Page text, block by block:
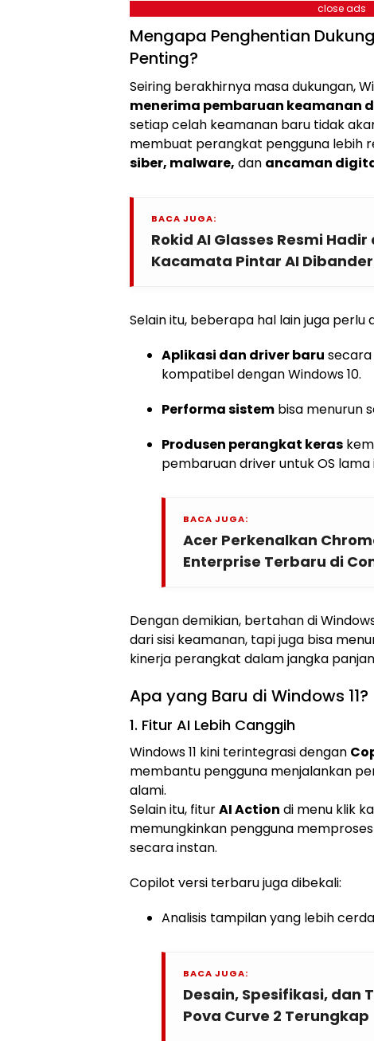
close ads
Mengapa Penghentian
Penting?
Seiring berakhirnya masa dukungan,
menerima pembaruan keamanan
setiap celah keamanan baru tidak
membuat perangkat pengguna lebih
siber, malware, dan ancaman
BACA JUGA:
Rokid AI Glasses Resmi
Kacamata Pintar AI
Selain itu, beberapa hal lain juga perlu
Aplikasi dan driver baru
kompatibel dengan Windows 10.
Performa sistem bisa menurun
Produsen perangkat keras
pembaruan driver untuk OS lama
BACA JUGA:
Acer Perkenalkan
Enterprise Terbaru di
Dengan demikian, bertahan di
dari sisi keamanan, tapi juga bisa
kinerja perangkat dalam jangka
Apa yang Baru di Windows 11?
1. Fitur AI Lebih Canggih
Windows 11 kini terintegrasi dengan
membantu pengguna menjalankan
alami.
Selain itu, fiturAI Action di menu klik
memungkinkan pengguna
secara instan.
Copilot versi terbaru juga dibekali:
Analisis tampilan yang lebih
BACA JUGA:
Desain, Spesifikasi, dan
Pova Curve 2 Terungkap